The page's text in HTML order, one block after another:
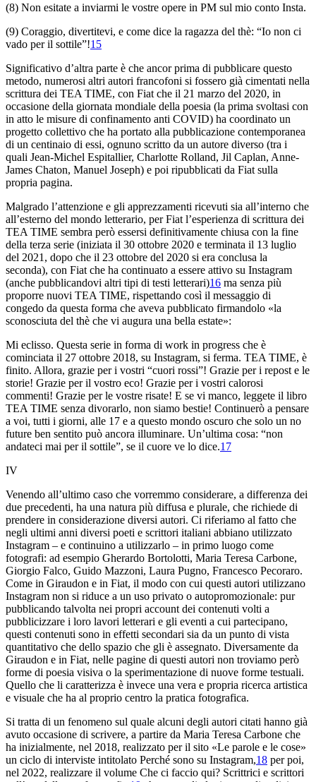
(8) Non esitate a inviarmi le vostre opere in PM sul mio conto Insta.
(9) Coraggio, divertitevi, e come dice la ragazza del thè: “Io non ci
vado per il sottile”!15
Significativo d’altra parte è che ancor prima di pubblicare questo
metodo, numerosi altri autori francofoni si fossero già cimentati nella
scrittura dei TEA TIME, con Fiat che il 21 marzo del 2020, in
occasione della giornata mondiale della poesia (la prima svoltasi con
in atto le misure di confinamento anti COVID) ha coordinato un
progetto collettivo che ha portato alla pubblicazione contemporanea
di un centinaio di essi, ognuno scritto da un autore diverso (tra i
quali Jean-Michel Espitallier, Charlotte Rolland, Jil Caplan, Anne-
James Chaton, Manuel Joseph) e poi ripubblicati da Fiat sulla
propria pagina.
Malgrado l’attenzione e gli apprezzamenti ricevuti sia all’interno che
all’esterno del mondo letterario, per Fiat l’esperienza di scrittura dei
TEA TIME sembra però essersi definitivamente chiusa con la fine
della terza serie (iniziata il 30 ottobre 2020 e terminata il 13 luglio
del 2021, dopo che il 23 ottobre del 2020 si era conclusa la
seconda), con Fiat che ha continuato a essere attivo su Instagram
(anche pubblicandovi altri tipi di testi letterari)16 ma senza più
proporre nuovi TEA TIME, rispettando così il messaggio di
congedo da questa forma che aveva pubblicato firmandolo «la
sconosciuta del thè che vi augura una bella estate»:
Mi eclisso. Questa serie in forma di work in progress che è
cominciata il 27 ottobre 2018, su Instagram, si ferma. TEA TIME, è
finito. Allora, grazie per i vostri “cuori rossi”! Grazie per i repost e le
storie! Grazie per il vostro eco! Grazie per i vostri calorosi
commenti! Grazie per le vostre risate! E se vi manco, leggete il libro
TEA TIME senza divorarlo, non siamo bestie! Continuerò a pensare
a voi, tutti i giorni, alle 17 e a questo mondo oscuro che solo un no
future ben sentito può ancora illuminare. Un’ultima cosa: “non
andateci mai per il sottile”, se il cuore ve lo dice.17
IV
Venendo all’ultimo caso che vorremmo considerare, a differenza dei
due precedenti, ha una natura più diffusa e plurale, che richiede di
prendere in considerazione diversi autori. Ci riferiamo al fatto che
negli ultimi anni diversi poeti e scrittori italiani abbiano utilizzato
Instagram – e continuino a utilizzarlo – in primo luogo come
fotografi: ad esempio Gherardo Bortolotti, Maria Teresa Carbone,
Giorgio Falco, Guido Mazzoni, Laura Pugno, Francesco Pecoraro.
Come in Giraudon e in Fiat, il modo con cui questi autori utilizzano
Instagram non si riduce a un uso privato o autopromozionale: pur
pubblicando talvolta nei propri account dei contenuti volti a
pubblicizzare i loro lavori letterari e gli eventi a cui partecipano,
questi contenuti sono in effetti secondari sia da un punto di vista
quantitativo che dello spazio che gli è assegnato. Diversamente da
Giraudon e in Fiat, nelle pagine di questi autori non troviamo però
forme di poesia visiva o la sperimentazione di nuove forme testuali.
Quello che li caratterizza è invece una vera e propria ricerca artistica
e visuale che ha al proprio centro la pratica fotografica.
Si tratta di un fenomeno sul quale alcuni degli autori citati hanno già
avuto occasione di scrivere, a partire da Maria Teresa Carbone che
ha inizialmente, nel 2018, realizzato per il sito «Le parole e le cose»
un ciclo di interviste intitolato Perché sono su Instagram,18 per poi,
nel 2022, realizzare il volume Che ci faccio qui? Scrittrici e scrittori